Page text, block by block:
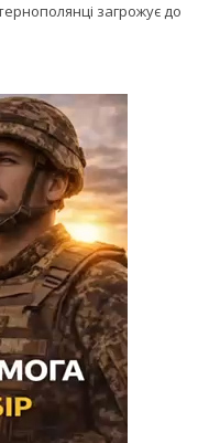
загрожує до